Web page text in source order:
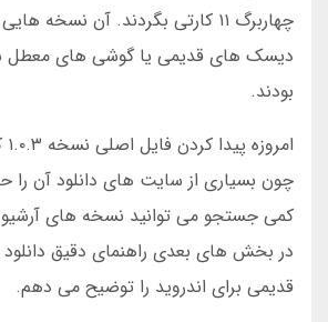
چهاربرگ ۱۱ کارتی بگردند. آن نسخه
دیسک های قدیمی یا گوشی های معطل
بودند.
چون بسیاری از سایت های دانلود آن را
کمی جستجو می توانید نسخه های آرشیو
در بخش های بعدی راهنمای دقیق دانلود
قدیمی برای اندروید را توضیح می دهم.